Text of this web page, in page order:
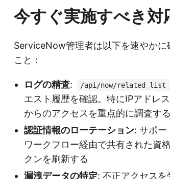
今すぐ実施すべき対
ServiceNow管理者は以下を速やかに
こと：
ログの精査: /api/now/
エスト履歴を確認。特にIPアドレス
からのアクセスを重点的に調査する
認証情報のローテーション: サポー
ワークフロー経由で共有された資
クンを刷新する
漏洩データの特定: 不正アクセス